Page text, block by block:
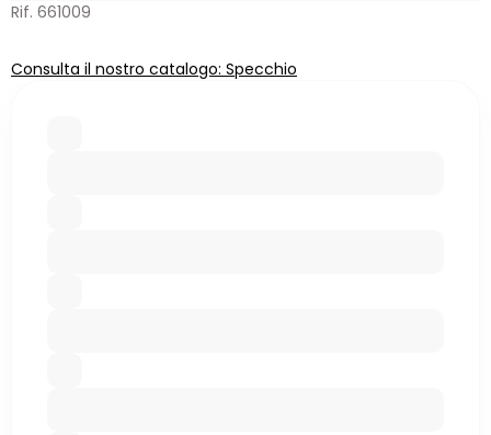
Rif. 661009
Consulta il nostro catalogo: Specchio